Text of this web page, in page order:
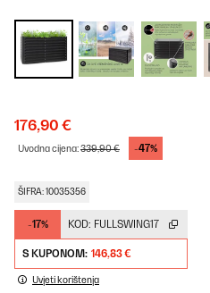
176,90 €
Uvodna cijena:339,90 € -47%
ŠIFRA: 10035356
-17% KOD: FULLSWING17
S KUPONOM: 146,83 €
Uvjeti korištenja